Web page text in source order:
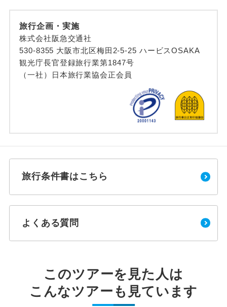
旅行企画・実施
株式会社阪急交通社
530-8355 大阪市北区梅田2-5-25 ハービスOSAKA
観光庁長官登録旅行業第1847号
（一社）日本旅行業協会正会員
旅行条件書はこちら
よくある質問
このツアーを見た人は
こんなツアーも見ています